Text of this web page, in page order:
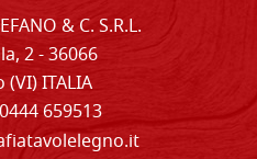
& C. S.R.L.
2 - 36066
ITALIA
659513